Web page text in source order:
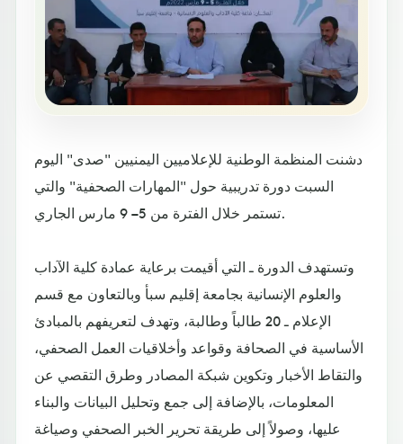
دشنت المنظمة الوطنية للإعلاميين اليمنيين "صدى" اليوم
السبت دورة تدريبية حول "المهارات الصحفية" والتي
تستمر خلال الفترة من 5 – 9 مارس الجاري.
وتستهدف الدورة ـ التي أقيمت برعاية عمادة كلية الآداب
والعلوم الإنسانية بجامعة إقليم سبأ وبالتعاون مع قسم
الإعلام ـ 20 طالباً وطالبة، وتهدف لتعريفهم بالمبادئ
الأساسية في الصحافة وقواعد وأخلاقيات العمل الصحفي،
والتقاط الأخبار وتكوين شبكة المصادر وطرق التقصي عن
المعلومات، بالإضافة إلى جمع وتحليل البيانات والبناء
عليها، وصولاً إلى طريقة تحرير الخبر الصحفي وصياغة